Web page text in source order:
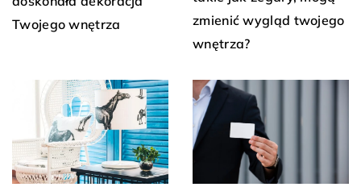
Twojego wnętrza
zmienić wygląd twojego
wnętrza?